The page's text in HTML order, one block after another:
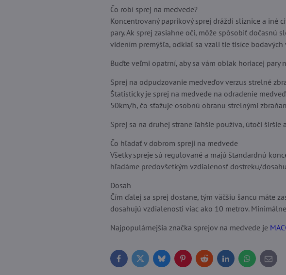
Čo robí sprej na medvede?
Koncentrovaný paprikový sprej dráždi sliznice a iné
pary. Ak sprej zasiahne oči, môže spôsobiť dočasnú
videním premýšľa, odkiaľ sa vzali tie tisíce bodavých
Buďte veľmi opatrní, aby sa vám oblak horiacej pary
Sprej na odpudzovanie medveďov verzus strelné
Štatisticky je sprej na medvede na odradenie
50km/h, čo sťažuje osobnú obranu strelnými
Sprej sa na druhej strane ľahšie používa, útočí širšie
Čo hľadať v dobrom spreji na medvede
Všetky spreje sú regulované a majú štandardnú
hľadáme predovšetkým vzdialenosť dostreku/
Dosah
Čím ďalej sa sprej dostane, tým väčšiu šancu máte
dosahujú vzdialenosti viac ako 10 metrov.
Najpopulárnejšia značka sprejov na medvede je
FacebookTwitterBlueskyPinterestRedditLinkedInWhatsApp
E-
mail